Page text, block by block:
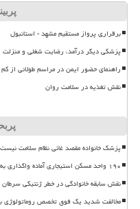
برقراری پرواز مستقیم مشهد - استانبول
پزشکی دیگر درآمد، رضایت شغلی و منزلت
راهنمای حضور ایمن در مراسم طولانی از کم
نقش تغذیه در سلامت روان
پزشک خانواده مقصد غائی نظام سلامت نیست
۱۹۰ واحد مسکن استیجاری آماده واگذاری به زوج های جوان است
نقش سابقه خانوادگی در خطر ژنتیکی
مخالفت شدید یک فوق تخصص روماتولوژی